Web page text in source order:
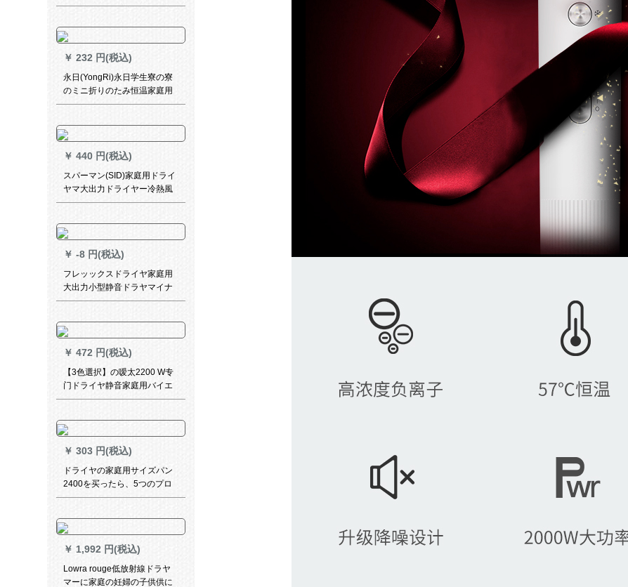
家庭用ドライヤー1800ワトー
￥ 232 円(税込)
永日(YongRi)永日学生寮の寮
のミニ折りのたみ恒温家庭用
ドライヤ500 W小型携帯帯ド
￥ 440 円(税込)
スパーマン(SID)家庭用ドライ
ヤマ大出力ドライヤー冷熱風
多機能折音R 1562
￥ -8 円(税込)
フレッックスドライヤ家庭用
大出力小型静音ドラヤマイナ
イオン养护BHC 208/05-
￥ 472 円(税込)
【3色選択】の嗳太2200 W专
门ドライヤ静音家庭用バイエ
ルマイナーおします。大出力
ヤ黒
￥ 303 円(税込)
ドライヤの家庭用サイズパン
2400を买ったら、5つのプロ
シュート。
￥ 1,992 円(税込)
Lowra rouge低放射線ドラヤ
マーに家庭の妊婦の子供供に